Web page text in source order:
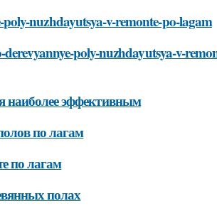
nuzhdayutsya-v-remonte-po-lagam
poly-nuzhdayutsya-v-
наиболее эффективным
по лагам
по лагам
полах